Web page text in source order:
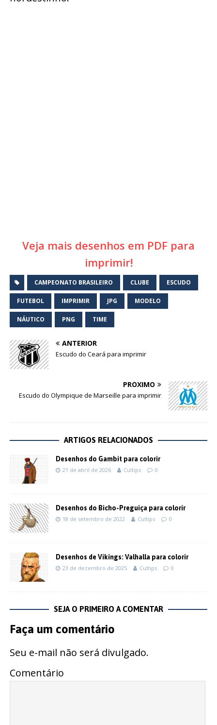
Veja mais desenhos em PDF para
imprimir!
CAMPEONATO BRASILEIRO CLUBE ESCUDO
FUTEBOL IMPRIMIR JPG MODELO
NÁUTICO PNG TIME
ANTERIOR
Escudo do Ceará para imprimir
PRÓXIMO
Escudo do Olympique de Marseille para imprimir
ARTIGOS RELACIONADOS
Desenhos do Gambit para colorir
21 de abril de 2026 Cultips 0
Desenhos do Bicho-Preguiça para colorir
18 de setembro de 2022 Cultips 0
Desenhos de Vikings: Valhalla para colorir
23 de dezembro de 2025 Cultips 0
SEJA O PRIMEIRO A COMENTAR
Faça um comentário
Seu e-mail não será divulgado.
Comentário